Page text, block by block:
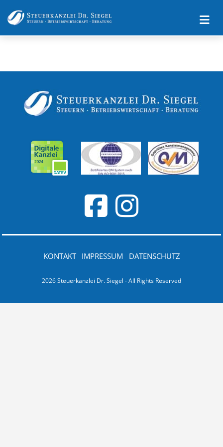
Datenschutz
2026 Steuerkanzlei Dr. Siegel - All Rights Reserved
KONTAKT IMPRESSUM DATENSCHUTZ